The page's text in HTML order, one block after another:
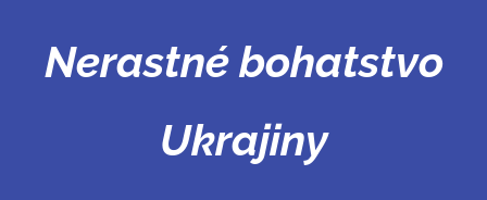
Nerastné bohatstvo
Ukrajiny